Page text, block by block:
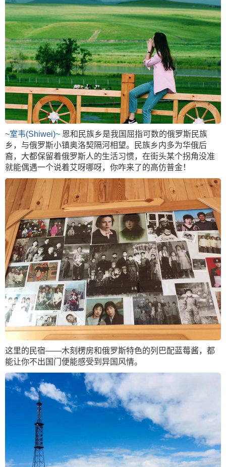
~室韦(Shiwei)~ 恩和民族乡是我国屈指可数的俄罗斯民族
乡，与俄罗斯小镇奥洛契隔河相望。民族乡内多为华俄后
裔，大都保留着俄罗斯人的生活习惯，在街头某个拐角没准
就能偶遇一个说着艾呀哪呀，你咋来了的高仿普金！
这里的民宿——木刻楞房和俄罗斯特色的列巴配蓝莓酱，都
能让你不出国门便能感受到异国风情。